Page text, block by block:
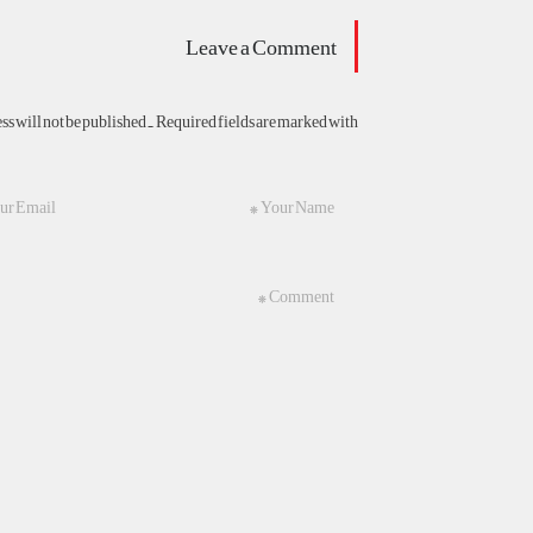
Leave a Comment
will not be published. Required fields are marked with *